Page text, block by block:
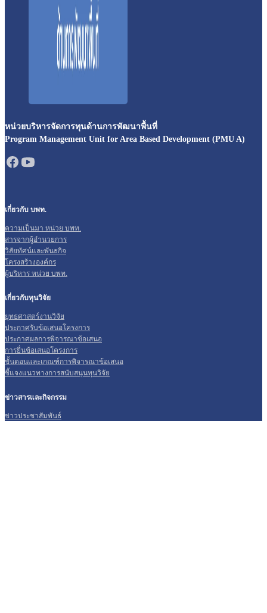
หน่วยบริหารจัดการทุนด้านการพัฒนาพื้นที่
Program Management Unit for Area Based Development (PMU A)
เกี่ยวกับ บพท.
ความเป็นมา หน่วย บพท.
สารจากผู้อำนวยการ
วิสัยทัศน์และพันธกิจ
โครงสร้างองค์กร
ผู้บริหาร หน่วย บพท.
เกี่ยวกับทุนวิจัย
ยุทธศาสตร์งานวิจัย
ประกาศรับข้อเสนอโครงการ
ประกาศผลการพิจารณาข้อเสนอ
การยื่นข้อเสนอโครงการ
ขั้นตอนและเกณฑ์การพิจารณาข้อเสนอ
ชี้แจงแนวทางการสนับสนุนทุนวิจัย
ข่าวสารและกิจกรรม
ข่าวประชาสัมพันธ์